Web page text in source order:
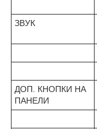
ЗВУК
ДОП. КНОПКИ НА
ПАНЕЛИ